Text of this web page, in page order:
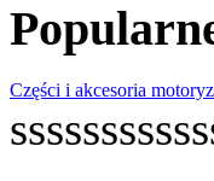
Części i akcesoria